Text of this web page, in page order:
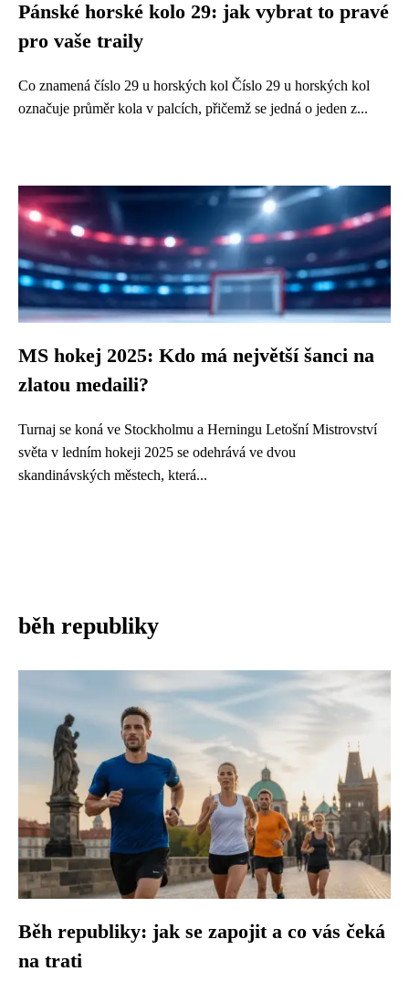
Pánské horské kolo 29: jak vybrat to pravé
pro vaše traily
Co znamená číslo 29 u horských kol Číslo 29 u horských kol
označuje průměr kola v palcích, přičemž se jedná o jeden z...
MS hokej 2025: Kdo má největší šanci na
zlatou medaili?
Turnaj se koná ve Stockholmu a Herningu Letošní Mistrovství
světa v ledním hokeji 2025 se odehrává ve dvou
skandinávských městech, která...
běh republiky
Běh republiky: jak se zapojit a co vás čeká
na trati